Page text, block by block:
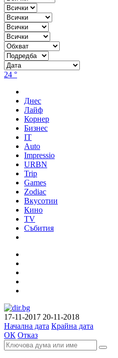
24 °
Днес
Лайф
Корнер
Бизнес
IT
Auto
Impressio
URBN
Trip
Games
Zodiac
Вкусотии
Кино
TV
Събития
17-11-2017 20-11-2018
Начална дата Крайна дата
ОК Отказ